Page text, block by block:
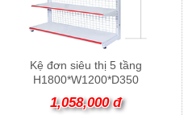
Kệ đơn siêu thị 5 tầng
H1800*W1200*D350
1,058,000 đ